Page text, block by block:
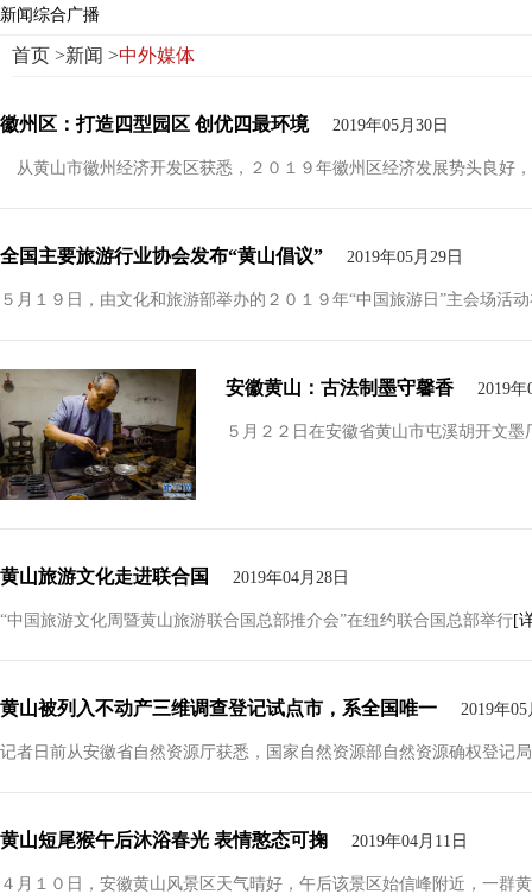
新闻综合广播
首页>新闻 >中外媒体
徽州区：打造四型园区 创优四最环境 2019年05月30日
从黄山市徽州经济开发区获悉，２０１９年徽州区经济发展势头良好
全国主要旅游行业协会发布“黄山倡议” 2019年05月29日
５月１９日，由文化和旅游部举办的２０１９年“中国旅游日”主会场活
安徽黄山：古法制墨守馨香 2019
５月２２日在安徽省黄山市屯溪胡开文
黄山旅游文化走进联合国 2019年04月28日
“中国旅游文化周暨黄山旅游联合国总部推介会”在纽约联合国总部举行[
黄山被列入不动产三维调查登记试点市，系全国唯一 2019年
记者日前从安徽省自然资源厅获悉，国家自然资源部自然资源确权登记
黄山短尾猴午后沐浴春光 表情憨态可掬 2019年04月11日
４月１０日，安徽黄山风景区天气晴好，午后该景区始信峰附近，一